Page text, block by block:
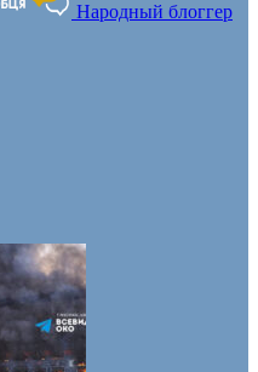
Народный блоггер